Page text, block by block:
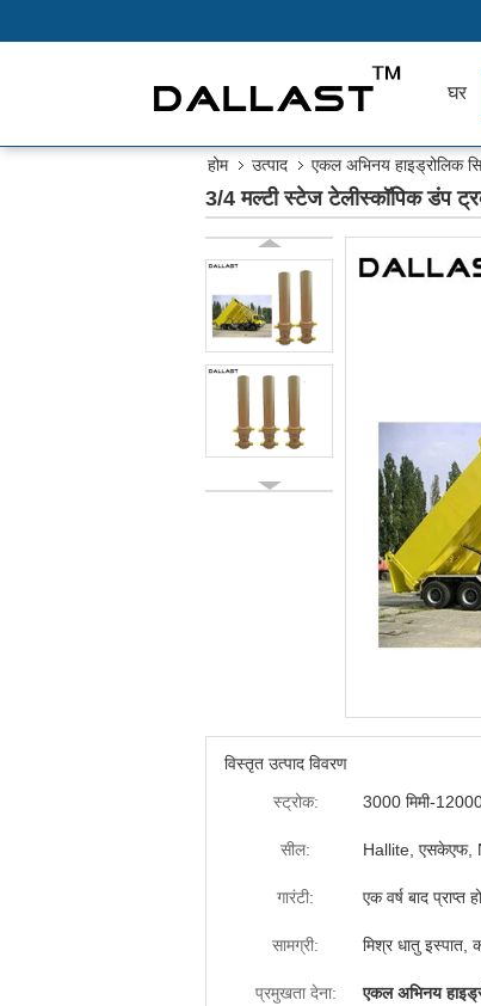
घर
होम उत्पाद एकल अभिनय हाइड्रोलिक
3/4 मल्टी स्टेज टेलीस्कॉपिक डंप
विस्तृत उत्पाद विवरण
स्ट्रोक:
3000 मिमी-
सील: Hallite, एसकेएफ,
गारंटी: एक वर्ष बाद प्राप्त
सामग्री: मिश्र धातु इस्पात,
प्रमुखता देना: एकल अभिनय